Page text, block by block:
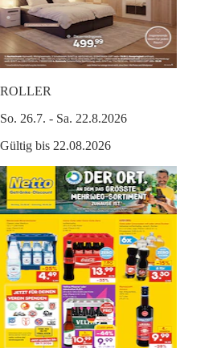
ROLLER
So. 26.7. - Sa. 22.8.2026
Gültig bis 22.08.2026